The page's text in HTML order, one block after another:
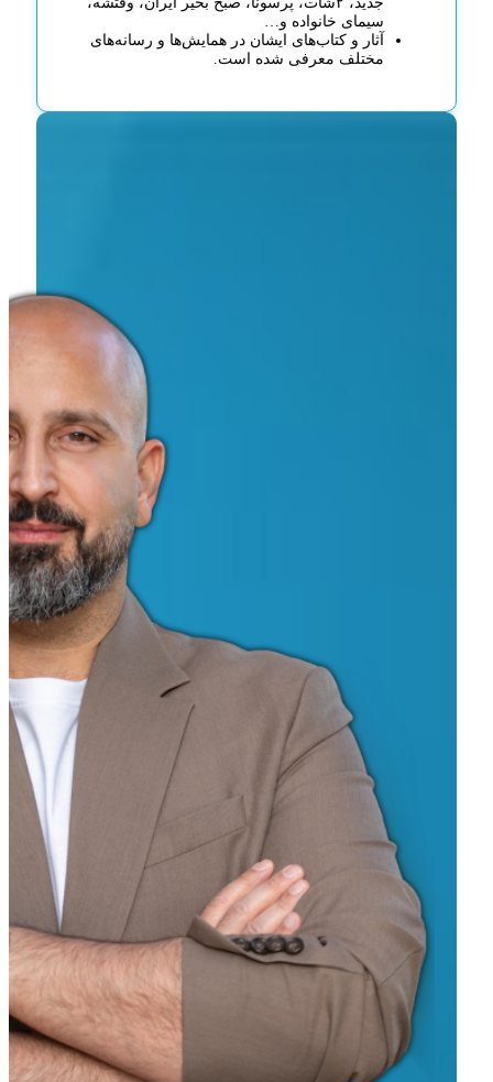
سیمای خانواده و…
آثار و کتاب‌های ایشان در همایش‌ها و رسانه‌های
مختلف معرفی شده است.